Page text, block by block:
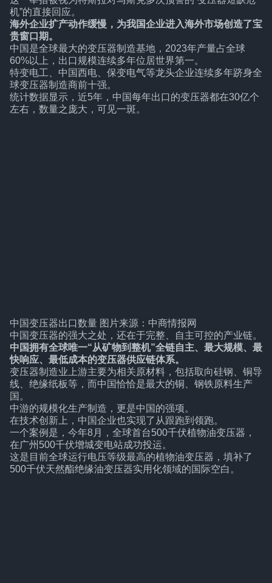
机”的直接回应。
海外企业扩产动作缓慢，为我国企业进入海外市场创造了宝
贵窗口期。
中国是全球最大的变压器制造基地，2023年产量占全球
60%以上，出口规模连续多年位居世界第一。
特变电工、中国西电、保变电气等龙头企业连续多年跻身全
球变压器制造商前十强。
统计数据显示，近5年，中国每年出口的变压器都在30亿个
左右，数量之庞大，可见一斑。
中国变压器出口数量 图片来源：中商情报网
中国变压器的强大之处，还在于完整、自主可控的产业链。
中国拥有全球唯一“从矿物到整机”全链自主、最大规模、最
快响应、最低成本的变压器供应链体系。
变压器制造业上游主要为相关原材料，包括取向硅钢、铜导
线、绝缘纸板等，而中国恰恰是最大的铜、钢铁原料生产
国。
中游的规模化生产制造，更是中国的强项。
在技术创新上，中国企业也实现了从跟跑到领跑。
一个案例是，今年8月，全球首台500千伏植物油变压器，
在广州500千伏增城变电站成功投运。
这是目前全球运行电压等级最高的植物油变压器，填补了
500千伏天然酯绝缘油变压器实用化领域的国际空白。